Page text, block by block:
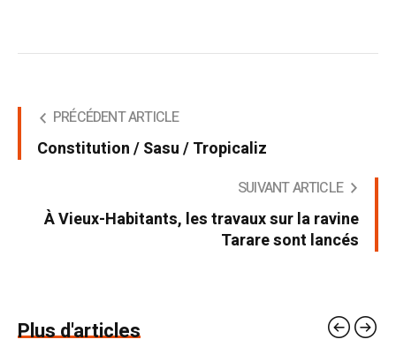
PRÉCÉDENT ARTICLE
Constitution / Sasu / Tropicaliz
SUIVANT ARTICLE
À Vieux-Habitants, les travaux sur la ravine
Tarare sont lancés
Plus d'articles